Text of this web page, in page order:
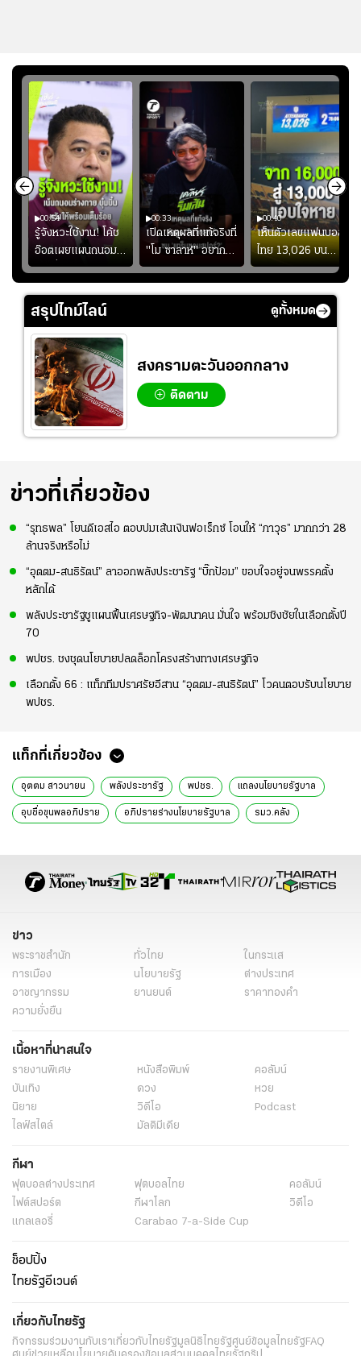
00:54
รู้จังหวะใช้งาน! โค้ช
อ๊อตเผยแผนถนอม
“บุ๋มบิ๋ม” เพื่อรักษา
ร่างกายให้พร้อมที่สุด
00:33
เปิดเหตุผลที่แท้จริงที่
"โม ซาลาห์" อยาก
ย้ายซบ "แทร็บซอนส
ปอร์"
00:40
เห็นตัวเลขแฟนบอล
ไทย 13,026 บน
สกอร์บอร์ดแล้วแอบ
ใจหาย น้อยกว่านัดที่
แล้วเจอมาเลเซียตั้ง
สรุปไทม์ไลน์ ดูทั้งหมด
สงครามตะวันออกกลาง
ติดตาม
ข่าวที่เกี่ยวข้อง
“รุทธพล” โยนดีเอสไอ ตอบปมเส้นเงินฟอเร็กซ์ โอนให้ “ภาวุธ” มากกว่า 28
ล้านจริงหรือไม่
“อุตตม-สนธิรัตน์” ลาออกพลังประชารัฐ “บิ๊กป้อม” ขอบใจอยู่จนพรรคตั้ง
หลักได้
พลังประชารัฐชูแผนฟื้นเศรษฐกิจ-พัฒนาคน มั่นใจ พร้อมชิงชัยในเลือกตั้งปี
70
พปชร. ชงชุดนโยบายปลดล็อกโครงสร้างทางเศรษฐกิจ
เลือกตั้ง 66 : แท็กทีมปราศรัยอีสาน “อุตตม-สนธิรัตน์” โวคนตอบรับนโยบาย
พปชร.
แท็กที่เกี่ยวข้อง
อุตตม สาวนายน พลังประชารัฐ พปชร. แถลงนโยบายรัฐบาล
อุบชื่อขุนพลอภิปราย อภิปรายร่างนโยบายรัฐบาล รมว.คลัง
ข่าว
พระราชสำนัก ทั่วไทย
ในกระแส
การเมือง
นโยบายรัฐ
ต่างประเทศ
อาชญากรรม
ยานยนต์
ราคาทองคำ
ความยั่งยืน
เนื้อหาที่น่าสนใจ
รายงานพิเศษ หนังสือพิมพ์
คอลัมน์
บันเทิง
ดวง
หวย
นิยาย
วิดีโอ
Podcast
ไลฟ์สไตล์
มัลติมีเดีย
กีฬา
ฟุตบอลต่่างประเทศ ฟุตบอลไทย
คอลัมน์
ไฟต์สปอร์ต
กีฬาโลก
วิดีโอ
แกลเลอรี่
Carabao 7-a-Side Cup
ช็อปปิ้ง
ไทยรัฐอีเวนต์
เกี่ยวกับไทยรัฐ
กิจกรรมร่วมงานกับเราเกี่ยวกับไทยรัฐมูลนิธิไทยรัฐศูนย์ข้อมูลไทยรัฐFAQ